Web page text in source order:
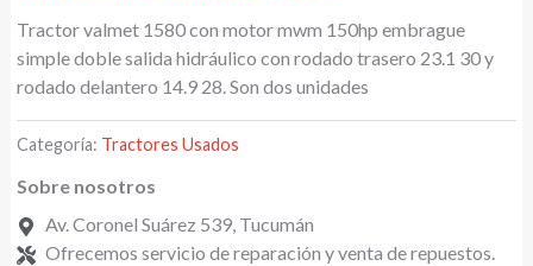
Tractor valmet 1580 con motor mwm 150hp embrague
simple doble salida hidráulico con rodado trasero 23.1 30 y
rodado delantero 14.9 28. Son dos unidades
Categoría: Tractores Usados
Sobre nosotros
Av. Coronel Suárez 539, Tucumán
Ofrecemos servicio de reparación y venta de repuestos.